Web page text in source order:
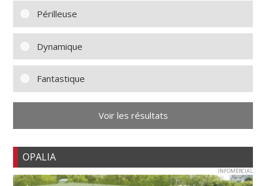
Périlleuse
Dynamique
Fantastique
Voir les résultats
OPALIA
INFOMERCIAL